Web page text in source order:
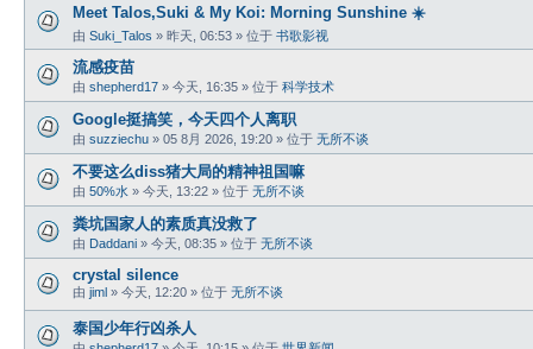
Meet Talos,Suki & My Koi: Morning Sunshine ☀️
由 Suki_Talos » 昨天, 06:53 » 位于 书歌影视
流感疫苗
由 shepherd17 » 今天, 16:35 » 位于 科学技术
Google挺搞笑，今天四个人离职
由 suzziechu » 05 8月 2026, 19:20 » 位于 无所不谈
不要这么diss猪大局的精神祖国嘛
由 50%水 » 今天, 13:22 » 位于 无所不谈
粪坑国家人的素质真没救了
由 Daddani » 今天, 08:35 » 位于 无所不谈
crystal silence
由 jiml » 今天, 12:20 » 位于 无所不谈
泰国少年行凶杀人